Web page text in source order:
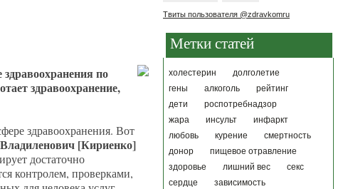
Твиты пользователя @zdravkomru
Метки статей
холестерин
долголетие
гены
алкоголь
рейтинг
дети
роспотребнадзор
жара
инсульт
инфаркт
любовь
курение
смертность
донор
пищевое отравление
здоровье
лишний вес
секс
сердце
зависимость
по
здравоохранение,
здравоохранения. Вот
[Кириенко]
достаточно
контролем, проверками,